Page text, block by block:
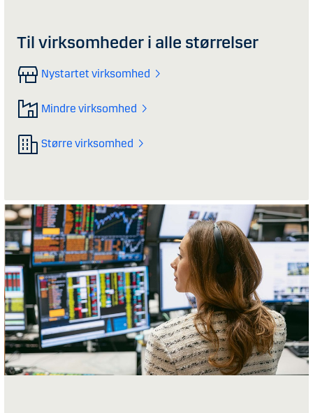
Til virksomheder i alle størrelser
Nystartet virksomhed
Mindre virksomhed
Større virksomhed